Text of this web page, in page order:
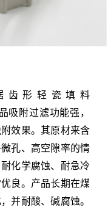
齿形轻瓷填料
吸附过滤功能强，
效果。其原材来含
孔、高空隙率的情
化学腐蚀、耐急冷
良。产品长期在煤
并耐酸、碱腐蚀。